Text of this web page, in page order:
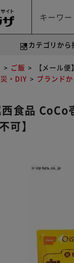
カテゴリから
ご飯
【メール
・DIY ブランド
西食品
可】